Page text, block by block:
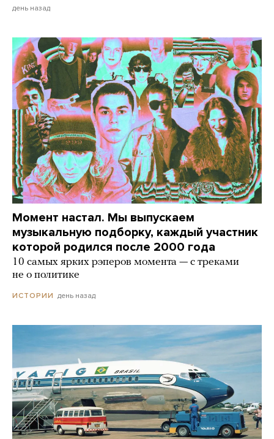
день назад
Момент настал. Мы выпускаем
музыкальную подборку, каждый участник
которой родился после 2000 года
10 самых ярких рэперов момента — с треками
не о политике
ИСТОРИИ день назад